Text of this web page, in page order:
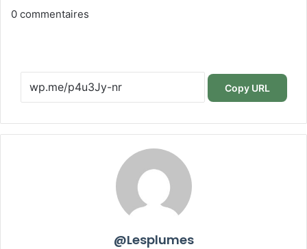
0 commentaires
Copy URL
@Lesplumes